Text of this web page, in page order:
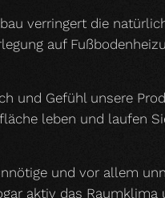
verringert die
auf
und Gefühl unsere
leben und laufen
und vor allem
aktiv das Raumklima